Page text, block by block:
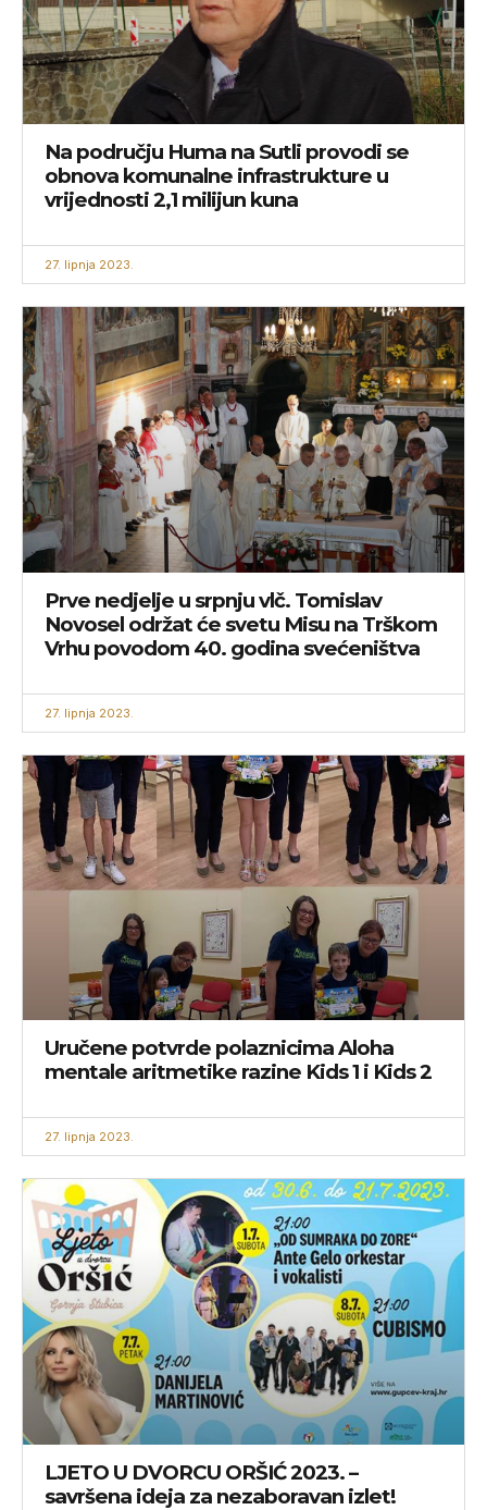
Na području Huma na Sutli provodi se
obnova komunalne infrastrukture u
vrijednosti 2,1 milijun kuna
27. lipnja 2023.
Prve nedjelje u srpnju vlč. Tomislav
Novosel održat će svetu Misu na Trškom
Vrhu povodom 40. godina svećeništva
27. lipnja 2023.
Uručene potvrde polaznicima Aloha
mentale aritmetike razine Kids 1 i Kids 2
27. lipnja 2023.
LJETO U DVORCU ORŠIĆ 2023. –
savršena ideja za nezaboravan izlet!